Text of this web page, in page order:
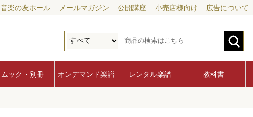
音楽の友ホール メールマガジン 公開講座 小売店様向け 広告について
ムック・別冊 オンデマンド楽譜 レンタル楽譜 教科書